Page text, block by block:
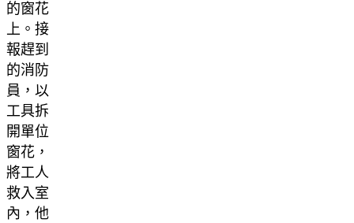
的窗花
上。接
報趕到
的消防
員，以
工具拆
開單位
窗花，
將工人
救入室
內，他